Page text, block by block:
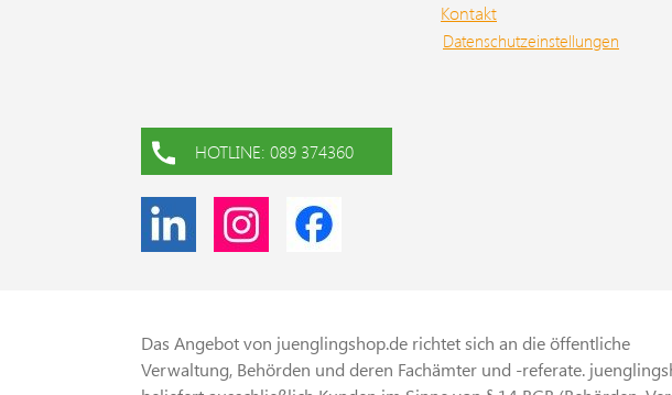
Kontakt
Datenschutzeinstellungen
HOTLINE: 089 374360
Das Angebot von juenglingshop.de richtet sich an die öffentliche
Verwaltung, Behörden und deren Fachämter und -referate.